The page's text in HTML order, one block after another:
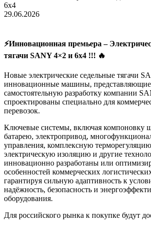
6х4
29.06.2026
⚡️Инновационная премьера –
тягачи SANY 4×2 и 6х4 !!! 🔥
Новые электрические седельные тягачи
инновационные машины,
самостоятельную разработку компании
спроектированы специально для
перевозок.
Ключевые системы, включая компоновку
батарею, электропривод,
управления, комплексную
электрическую изоляцию и другие
инновационно разработаны или
особенностей коммерческих
гарантируя сильную адаптивность к
надёжность, безопасность и
оборудования.
Для российского рынка к покупке будут